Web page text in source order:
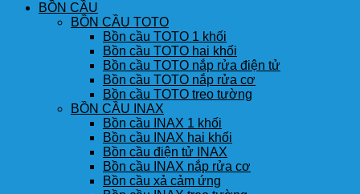
BỒN CẦU
BỒN CẦU TOTO
Bồn cầu TOTO 1 khối
Bồn cầu TOTO hai khối
Bồn cầu TOTO nắp rửa điện tử
Bồn cầu TOTO nắp rửa cơ
Bồn cầu TOTO treo tường
BỒN CẦU INAX
Bồn cầu INAX 1 khối
Bồn cầu INAX hai khối
Bồn cầu điện tử INAX
Bồn cầu INAX nắp rửa cơ
Bồn cầu xả cảm ứng